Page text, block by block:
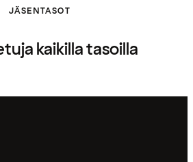
JÄSENTASOT
kaikilla tasoilla